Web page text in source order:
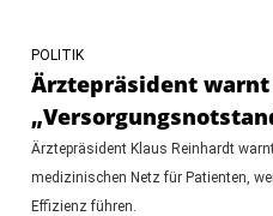
POLITIK
Ärztepräsident
Ärztepräsident Klaus Reinhardt
medizinischen Netz für Patienten,
Effizienz führen.